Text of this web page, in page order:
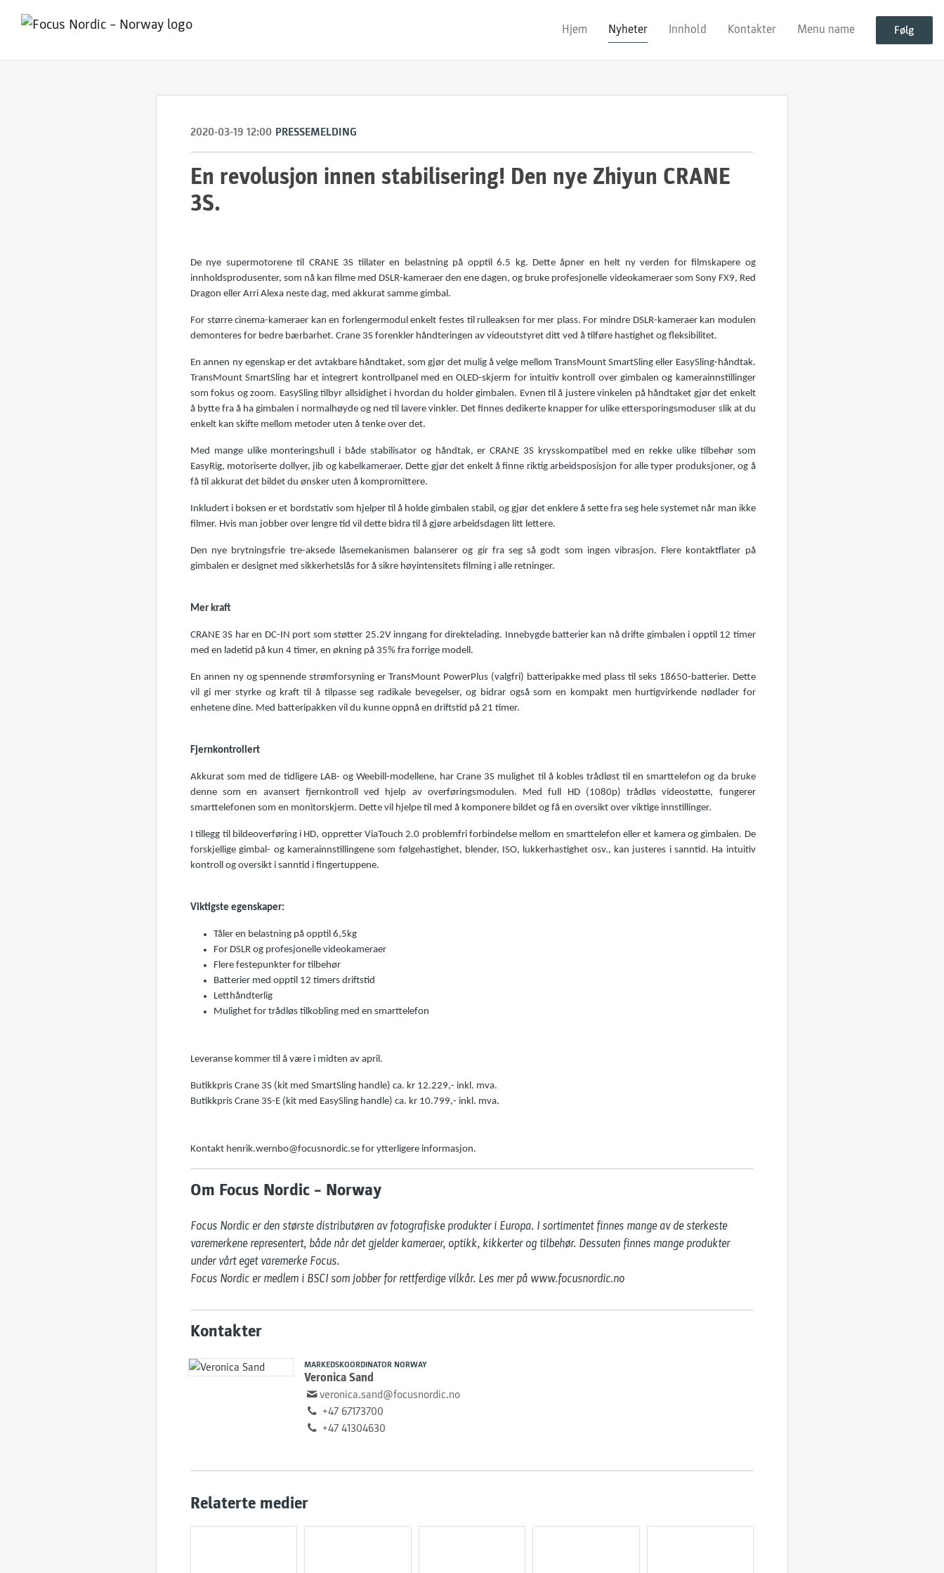
Hjem Nyheter Innhold Kontakter Menu name Følg
2020-03-19 12:00 PRESSEMELDING
En revolusjon innen stabilisering! Den nye Zhiyun CRANE
3S.
De nye supermotorene til CRANE 3S tillater en belastning på opptil 6.5 kg. Dette åpner en helt ny verden for filmskapere og
innholdsprodusenter, som nå kan filme med DSLR-kameraer den ene dagen, og bruke profesjonelle videokameraer som Sony FX9, Red
Dragon eller Arri Alexa neste dag, med akkurat samme gimbal.
For større cinema-kameraer kan en forlengermodul enkelt festes til rulleaksen for mer plass. For mindre DSLR-kameraer kan modulen
demonteres for bedre bærbarhet. Crane 3S forenkler håndteringen av videoutstyret ditt ved å tilføre hastighet og fleksibilitet.
En annen ny egenskap er det avtakbare håndtaket, som gjør det mulig å velge mellom TransMount SmartSling eller EasySling-håndtak.
TransMount SmartSling har et integrert kontrollpanel med en OLED-skjerm for intuitiv kontroll over gimbalen og kamerainnstillinger
som fokus og zoom. EasySling tilbyr allsidighet i hvordan du holder gimbalen. Evnen til å justere vinkelen på håndtaket gjør det enkelt
å bytte fra å ha gimbalen i normalhøyde og ned til lavere vinkler. Det finnes dedikerte knapper for ulike ettersporingsmoduser slik at du
enkelt kan skifte mellom metoder uten å tenke over det.
Med mange ulike monteringshull i både stabilisator og håndtak, er CRANE 3S krysskompatibel med en rekke ulike tilbehør som
EasyRig, motoriserte dollyer, jib og kabelkameraer. Dette gjør det enkelt å finne riktig arbeidsposisjon for alle typer produksjoner, og å
få til akkurat det bildet du ønsker uten å kompromittere.
Inkludert i boksen er et bordstativ som hjelper til å holde gimbalen stabil, og gjør det enklere å sette fra seg hele systemet når man ikke
filmer. Hvis man jobber over lengre tid vil dette bidra til å gjøre arbeidsdagen litt lettere.
Den nye brytningsfrie tre-aksede låsemekanismen balanserer og gir fra seg så godt som ingen vibrasjon. Flere kontaktflater på
gimbalen er designet med sikkerhetslås for å sikre høyintensitets filming i alle retninger.
Mer kraft
CRANE 3S har en DC-IN port som støtter 25.2V inngang for direktelading. Innebygde batterier kan nå drifte gimbalen i opptil 12 timer
med en ladetid på kun 4 timer, en økning på 35% fra forrige modell.
En annen ny og spennende strømforsyning er TransMount PowerPlus (valgfri) batteripakke med plass til seks 18650-batterier. Dette
vil gi mer styrke og kraft til å tilpasse seg radikale bevegelser, og bidrar også som en kompakt men hurtigvirkende nødlader for
enhetene dine. Med batteripakken vil du kunne oppnå en driftstid på 21 timer.
Fjernkontrollert
Akkurat som med de tidligere LAB- og Weebill-modellene, har Crane 3S mulighet til å kobles trådløst til en smarttelefon og da bruke
denne som en avansert fjernkontroll ved hjelp av overføringsmodulen. Med full HD (1080p) trådløs videostøtte, fungerer
smarttelefonen som en monitorskjerm. Dette vil hjelpe til med å komponere bildet og få en oversikt over viktige innstillinger.
I tillegg til bildeoverføring i HD, oppretter ViaTouch 2.0 problemfri forbindelse mellom en smarttelefon eller et kamera og gimbalen. De
forskjellige gimbal- og kamerainnstillingene som følgehastighet, blender, ISO, lukkerhastighet osv., kan justeres i sanntid. Ha intuitiv
kontroll og oversikt i sanntid i fingertuppene.
Viktigste egenskaper:
Tåler en belastning på opptil 6,5kg
For DSLR og profesjonelle videokameraer
Flere festepunkter for tilbehør
Batterier med opptil 12 timers driftstid
Letthåndterlig
Mulighet for trådløs tilkobling med en smarttelefon
Leveranse kommer til å være i midten av april.
Butikkpris Crane 3S (kit med SmartSling handle) ca. kr 12.229,- inkl. mva.
Butikkpris Crane 3S-E (kit med EasySling handle) ca. kr 10.799,- inkl. mva.
Kontakt henrik.wernbo@focusnordic.se for ytterligere informasjon.
Om Focus Nordic – Norway
Focus Nordic er den største distributøren av fotografiske produkter i Europa. I sortimentet finnes mange av de sterkeste
varemerkene representert, både når det gjelder kameraer, optikk, kikkerter og tilbehør. Dessuten finnes mange produkter
under vårt eget varemerke Focus.
Focus Nordic er medlem i BSCI som jobber for rettferdige vilkår. Les mer på ​www.focusnordic.no
Kontakter
MARKEDSKOORDINATOR NORWAY
Veronica Sand
veronica.sand@focusnordic.no
+47 67173700
+47 41304630
Relaterte medier